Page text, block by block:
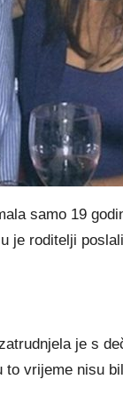
samo 19
je roditelji
je s
vrijeme nisu